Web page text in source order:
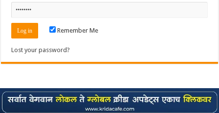
Remember Me
Lost your password?